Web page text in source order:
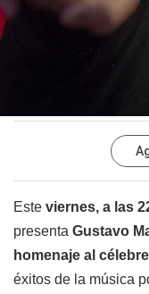
Este viernes, a las
presenta Gustavo
homenaje al
éxitos de la música